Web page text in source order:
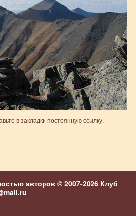
в закладки постоянную ссылку.
авторов © 2007-2026 Клуб